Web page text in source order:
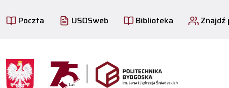
Poczta USOSweb Biblioteka Znajdź